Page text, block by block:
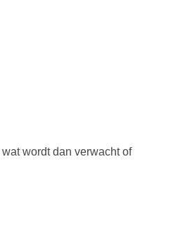
wordt dan verwacht of